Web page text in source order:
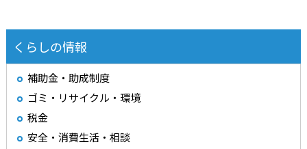
くらしの情報
補助金・助成制度
ゴミ・リサイクル・環境
税金
安全・消費生活・相談